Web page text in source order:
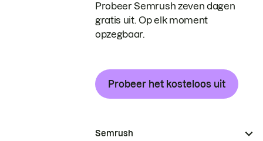
Probeer Semrush zeven dagen
gratis uit. Op elk moment
opzegbaar.
Probeer het kosteloos uit
Semrush